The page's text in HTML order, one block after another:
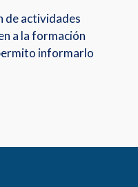
de actividades
a la formación
informarlo